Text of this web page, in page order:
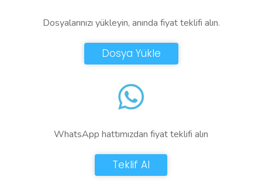
Dosyalarınızı yükleyin, anında fiyat teklifi alın.
Dosya Yükle
WhatsApp hattımızdan fiyat teklifi alın
Teklif Al